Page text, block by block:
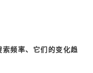
频率、它们的变化趋